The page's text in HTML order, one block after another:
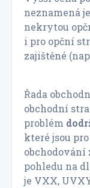
neznamená
nekrytou
i pro opční
zajištěné
Řada
obchodní
problém
které jsou
obchodování
pohledu na
je VXX,